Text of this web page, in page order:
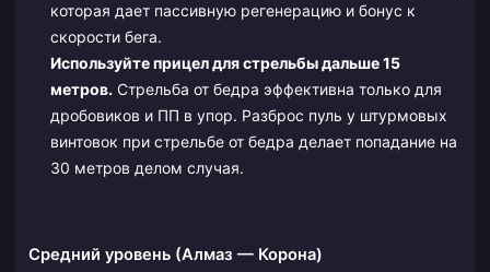
которая дает пассивную регенерацию и бонус к
скорости бега.
Используйте прицел для стрельбы дальше 15
метров. Стрельба от бедра эффективна только для
дробовиков и ПП в упор. Разброс пуль у штурмовых
винтовок при стрельбе от бедра делает попадание на
30 метров делом случая.
Средний уровень (Алмаз — Корона)